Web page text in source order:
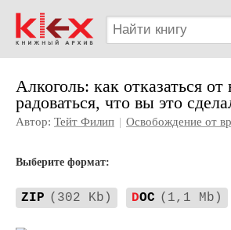
Алкоголь: как отказаться от
радоваться, что вы это
Автор: Тейт Филип | Освобождение от
Выберите формат:
ZIP (302 Kb) DOC (1,1 Mb)